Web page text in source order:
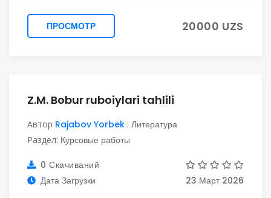
ПРОСМОТР 20000 UZS
Z.M. Bobur ruboiylari tahlili
Автор Rajabov Yorbek : Литература
Раздел: Курсовые работы
0 Скачиваний
Дата Загрузки
23 Март 2026